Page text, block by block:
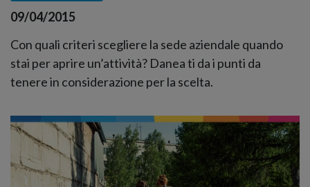
09/04/2015
Con quali criteri scegliere la sede aziendale quando
stai per aprire un’attività? Danea ti da i punti da
tenere in considerazione per la scelta.